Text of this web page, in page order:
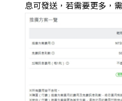
息可發送，若需要更多，